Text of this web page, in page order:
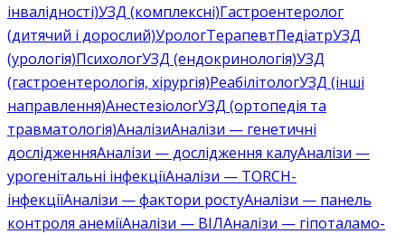
інвалідності)УЗД (комплексні)Гастроентеролог
(дитячий і дорослий)УрологТерапевтПедіатрУЗД
(урологія)ПсихологУЗД (ендокринологія)УЗД
(гастроентерологія, хірургія)РеабілітологУЗД (інші
направлення)АнестезіологУЗД (ортопедія та
травматологія)АналізиАналізи — генетичні
дослідженняАналізи — дослідження калуАналізи —
урогенітальні інфекціїАналізи — TORCH-
інфекціїАналізи — фактори ростуАналізи — панель
контроля анеміїАналізи — ВІЛАналізи — гіпоталамо-